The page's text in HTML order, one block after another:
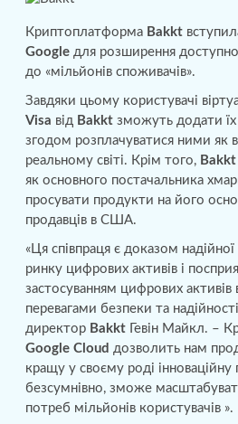
Криптоплатформа Bakkt
Googleдля розширення
до «мільйонів споживачів».
Завдяки цьому користувачі
Visa від Bakktзможуть додати їх
згодом розплачуватися ними як в
реальному світі. Крім того, Bakkt
як основного постачальника
просувати продукти на його
продавців в США.
«Ця співпраця є доказом надійної
ринку цифрових активів і
застосуванням цифрових активів
перевагами безпеки та
директор Bakkt Гевін Майкл. –
Google Cloud дозволить нам
кращу у своєму роді
безсумнівно, зможе
потреб мільйонів користувачів ».